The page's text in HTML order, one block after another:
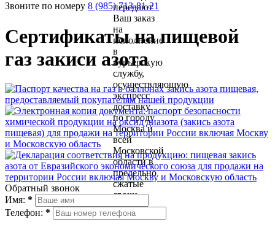
Звоните по номеру 8 (985) 713-81-21
Сертификаты на пищевой
газ закиси азота
Обратный звонок
Имя: *
Телефон: *